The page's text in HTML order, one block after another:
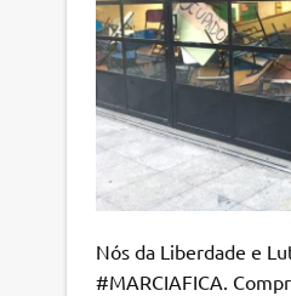
Nós da Liberdade e
#MARCIAFICA.